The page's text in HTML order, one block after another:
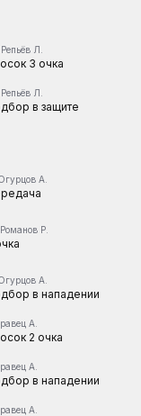
Репьёв Л.
3 очка
Репьёв Л.
в защите
А.
Романов Р.
А.
в нападении
А.
2 очка
А.
в нападении
А.